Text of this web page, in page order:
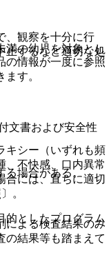
満の幼児を対象とし
る場合がある。
による検査結果のみ
の結果等も踏まえて
、観察を十分に行
止するなど適切な処
シー（いずれも頻
、不快感、口内異常
合には、直ちに適切
。
の情報が一度に参照
す。
文書および安全性
としたプログラム